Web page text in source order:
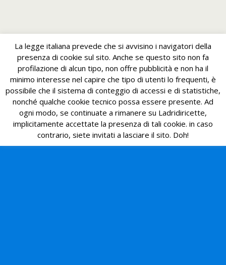
La legge italiana prevede che si avvisino i navigatori della
presenza di cookie sul sito. Anche se questo sito non fa
profilazione di alcun tipo, non offre pubblicità e non ha il
minimo interesse nel capire che tipo di utenti lo frequenti, è
possibile che il sistema di conteggio di accessi e di statistiche,
nonché qualche cookie tecnico possa essere presente. Ad
ogni modo, se continuate a rimanere su Ladridiricette,
implicitamente accettate la presenza di tali cookie. in caso
contrario, siete invitati a lasciare il sito. Doh!